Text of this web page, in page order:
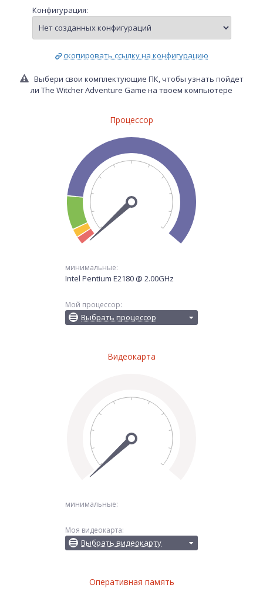
Конфигурация:
скопировать ссылку на конфигурацию
Выбери свои комплектующие ПК, чтобы узнать пойдет
ли The Witcher Adventure Game на твоем компьютере
Процессор
минимальные:
Intel Pentium E2180 @ 2.00GHz
Мой процессор:
Выбрать процессор
Видеокарта
минимальные:
Моя видеокарта:
Выбрать видеокарту
Оперативная память